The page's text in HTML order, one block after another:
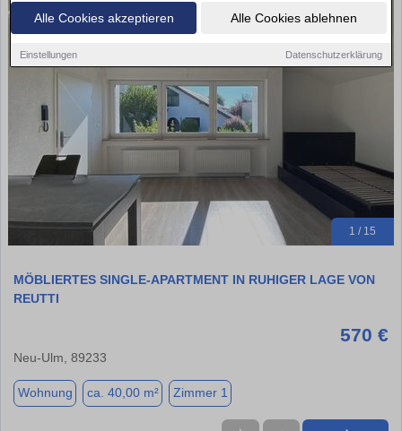
Alle Cookies akzeptieren Alle Cookies ablehnen
Einstellungen Datenschutzerklärung
1 / 15
MÖBLIERTES SINGLE-APARTMENT IN RUHIGER LAGE VON
REUTTI
570 €
Neu-Ulm, 89233
Wohnung ca. 40,00 m² Zimmer 1